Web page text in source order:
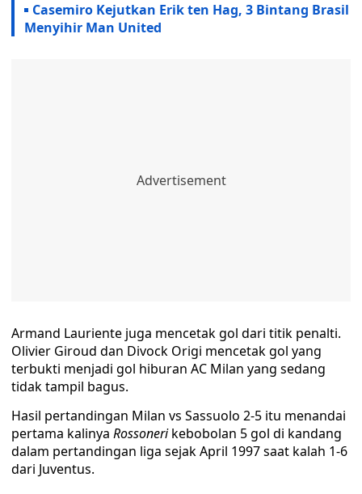
Casemiro Kejutkan Erik ten Hag, 3 Bintang Brasil
Menyihir Man United
Armand Lauriente juga mencetak gol dari titik penalti.
Olivier Giroud dan Divock Origi mencetak gol yang
terbukti menjadi gol hiburan AC Milan yang sedang
tidak tampil bagus.
Hasil pertandingan Milan vs Sassuolo 2-5 itu menandai
pertama kalinya Rossonerikebobolan 5 gol di kandang
dalam pertandingan liga sejak April 1997 saat kalah 1-6
dari Juventus.